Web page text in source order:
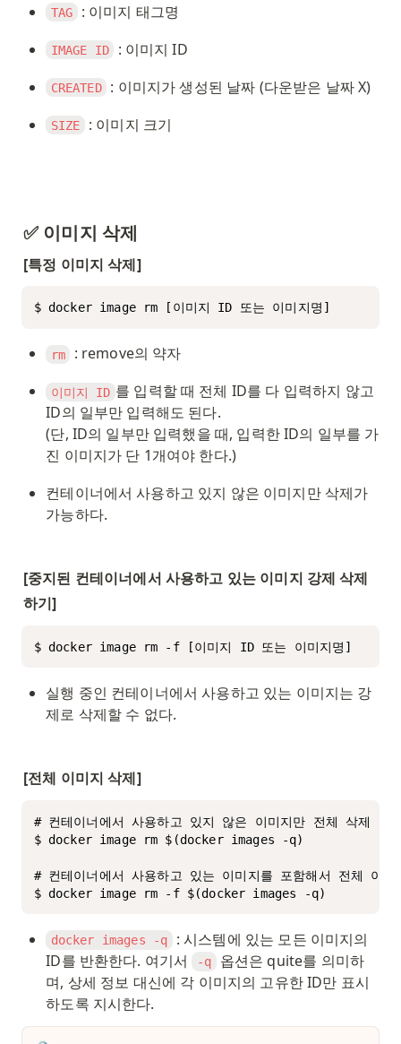
TAG : 이미지 태그명
IMAGE ID : 이미지 ID
CREATED : 이미지가 생성된 날짜 (다운받은 날짜 X)
SIZE : 이미지 크기
✅ 이미지 삭제
[특정 이미지 삭제]
$ docker image rm [이미지 ID 또는 이미지명]
rm : remove의 약자
이미지 ID 를 입력할 때 전체 ID를 다 입력하지 않고
ID의 일부만 입력해도 된다.
(단, ID의 일부만 입력했을 때, 입력한 ID의 일부를 가
진 이미지가 단 1개여야 한다.)
컨테이너에서 사용하고 있지 않은 이미지만 삭제가
가능하다.
[중지된 컨테이너에서 사용하고 있는 이미지 강제 삭제
하기]
$ docker image rm -f [이미지 ID 또는 이미지명]
실행 중인 컨테이너에서 사용하고 있는 이미지는 강
제로 삭제할 수 없다.
[전체 이미지 삭제]
# 컨테이너에서 사용하고 있지 않은 이미지만 전체 삭제
$ docker image rm $(docker images -q)
# 컨테이너에서 사용하고 있는 이미지를 포함해서 전체 이미
$ docker image rm -f $(docker images -q)
docker images -q
: 시스템에 있는 모든 이미지의
ID를 반환한다. 여기서
-q
옵션은 quite를 의미하
며, 상세 정보 대신에 각 이미지의 고유한 ID만 표시
하도록 지시한다.